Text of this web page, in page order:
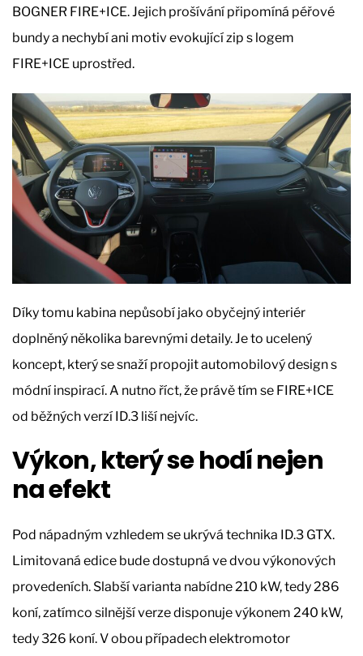
BOGNER FIRE+ICE. Jejich prošívání připomíná péřové
bundy a nechybí ani motiv evokující zip s logem
FIRE+ICE uprostřed.
Díky tomu kabina nepůsobí jako obyčejný interiér
doplněný několika barevnými detaily. Je to ucelený
koncept, který se snaží propojit automobilový design s
módní inspirací. A nutno říct, že právě tím se FIRE+ICE
od běžných verzí ID.3 liší nejvíc.
Výkon, který se hodí nejen
na efekt
Pod nápadným vzhledem se ukrývá technika ID.3 GTX.
Limitovaná edice bude dostupná ve dvou výkonových
provedeních. Slabší varianta nabídne 210 kW, tedy 286
koní, zatímco silnější verze disponuje výkonem 240 kW,
tedy 326 koní. V obou případech elektromotor